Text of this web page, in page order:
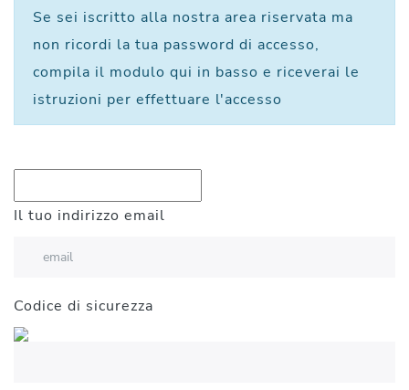
Se sei iscritto alla nostra area riservata ma
non ricordi la tua password di accesso,
compila il modulo qui in basso e riceverai le
istruzioni per effettuare l'accesso
Il tuo indirizzo email
Codice di sicurezza